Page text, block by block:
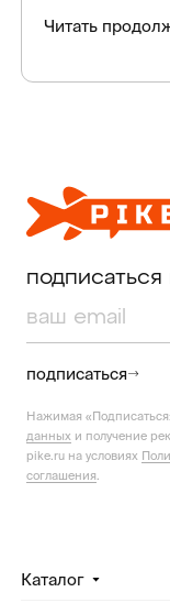
Читать
подписаться
подписаться
Нажимая
данных и получение
pike.ru на условиях
соглашения
Каталог